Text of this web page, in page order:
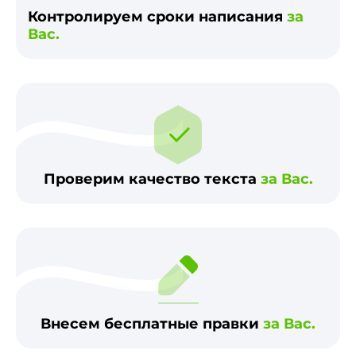
Контролируем сроки написания за
Вас.
Проверим качество текста за Вас.
Внесем бесплатные правки за Вас.